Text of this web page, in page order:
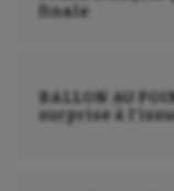
Sport
finale
BALLON AU
surprise à